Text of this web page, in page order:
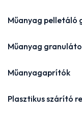
Műanyag pelletáló
Műanyag
Műanyagaprítók
Plasztikus szárító